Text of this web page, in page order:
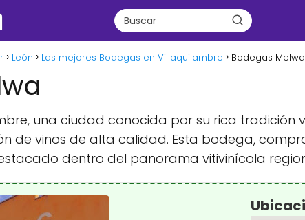
León Las mejores Bodegas en Villaquilambre Bodegas Melwa
una ciudad conocida por su rica tradición
de vinos de alta calidad. Esta bodega,
dentro del panorama vitivinícola